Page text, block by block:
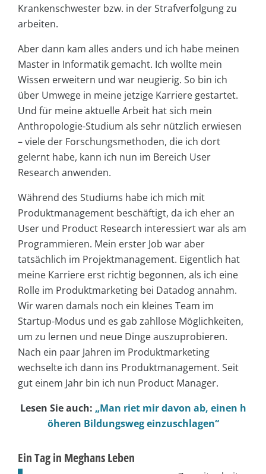
Krankenschwester bzw. in der Strafverfolgung zu
arbeiten.
Aber dann kam alles anders und ich habe meinen
Master in Informatik gemacht. Ich wollte mein
Wissen erweitern und war neugierig. So bin ich
über Umwege in meine jetzige Karriere gestartet.
Und für meine aktuelle Arbeit hat sich mein
Anthropologie-Studium als sehr nützlich erwiesen
– viele der Forschungsmethoden, die ich dort
gelernt habe, kann ich nun im Bereich User
Research anwenden.
Während des Studiums habe ich mich mit
Produktmanagement beschäftigt, da ich eher an
User und Product Research interessiert war als am
Programmieren. Mein erster Job war aber
tatsächlich im Projektmanagement. Eigentlich hat
meine Karriere erst richtig begonnen, als ich eine
Rolle im Produktmarketing bei Datadog annahm.
Wir waren damals noch ein kleines Team im
Startup-Modus und es gab zahllose Möglichkeiten,
um zu lernen und neue Dinge auszuprobieren.
Nach ein paar Jahren im Produktmarketing
wechselte ich dann ins Produktmanagement. Seit
gut einem Jahr bin ich nun Product Manager.
Lesen Sie auch: „Man riet mir davon ab, einen h
öheren Bildungsweg einzuschlagen“
Ein Tag in Meghans Leben